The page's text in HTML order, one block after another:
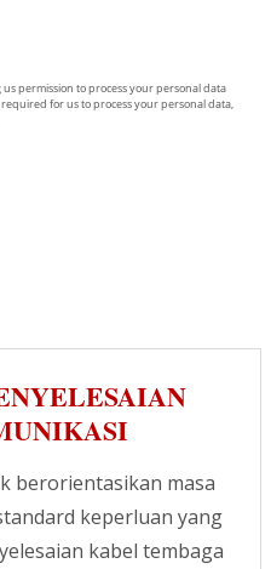
berorientasikan masa
keperluan yang
kabel tembaga